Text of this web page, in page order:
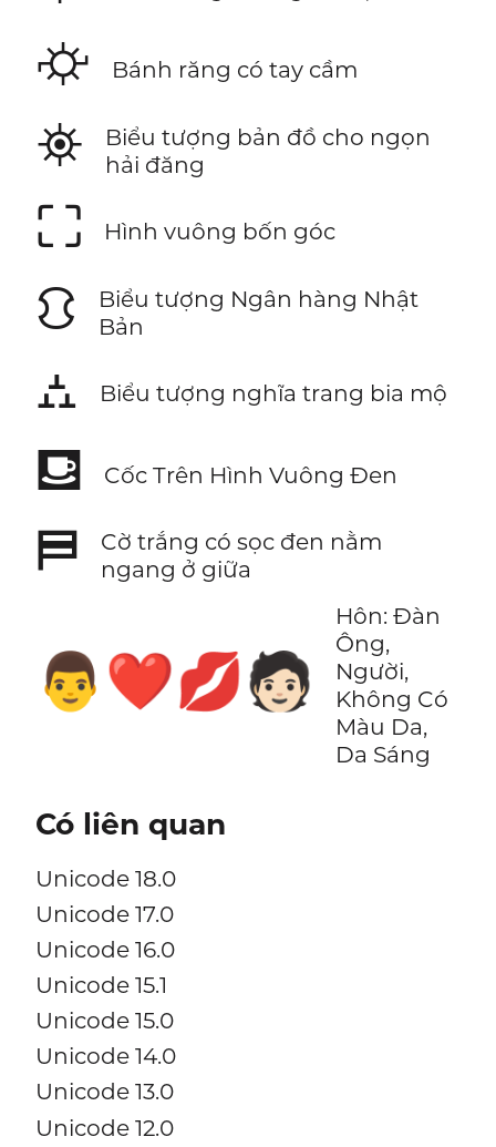
⛮ Bánh răng có tay cầm
⛯
Biểu tượng bản đồ cho ngọn
hải đăng
⛶ Hình vuông bốn góc
⛻
Biểu tượng Ngân hàng Nhật
Bản
⛼ Biểu tượng nghĩa trang bia mộ
⛾ Cốc Trên Hình Vuông Đen
⛿
Cờ trắng có sọc đen nằm
ngang ở giữa
👨‍❤️‍💋‍🧑🏻
Hôn: Đàn
Ông,
Người,
Không Có
Màu Da,
Da Sáng
Có liên quan
Unicode 18.0
Unicode 17.0
Unicode 16.0
Unicode 15.1
Unicode 15.0
Unicode 14.0
Unicode 13.0
Unicode 12.0